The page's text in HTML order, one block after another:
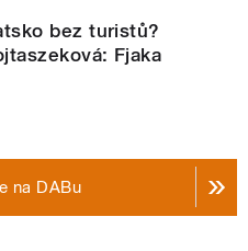
bez turistů?
Fjaka
na DABu